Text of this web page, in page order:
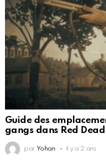
Guide des
gangs dans Red
par Yohan il y a 2 ans